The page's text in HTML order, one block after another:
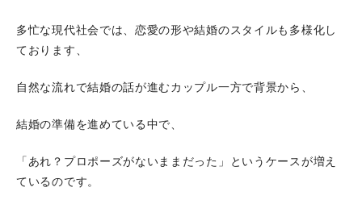
多忙な現代社会では、恋愛の形や結婚のスタイルも多様化し
ております、
自然な流れで結婚の話が進むカップル一方で背景から、
結婚の準備を進めている中で、
「あれ？プロポーズがないままだった」というケースが増え
ているのです。